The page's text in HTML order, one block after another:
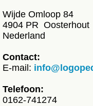
Wijde Omloop 84
4904 PR Oosterhout
Nederland
Contact:
E-mail:
Telefoon:
0162-741274